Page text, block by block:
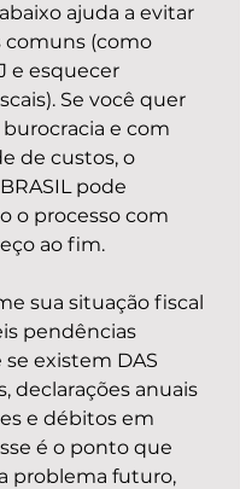
ajuda a evitar
comuns (como
e esquecer
Se você quer
e com
de custos, o
pode
o processo com
ao fim.
sua situação fiscal
pendências
existem DAS
declarações anuais
e débitos em
é o ponto que
problema futuro,